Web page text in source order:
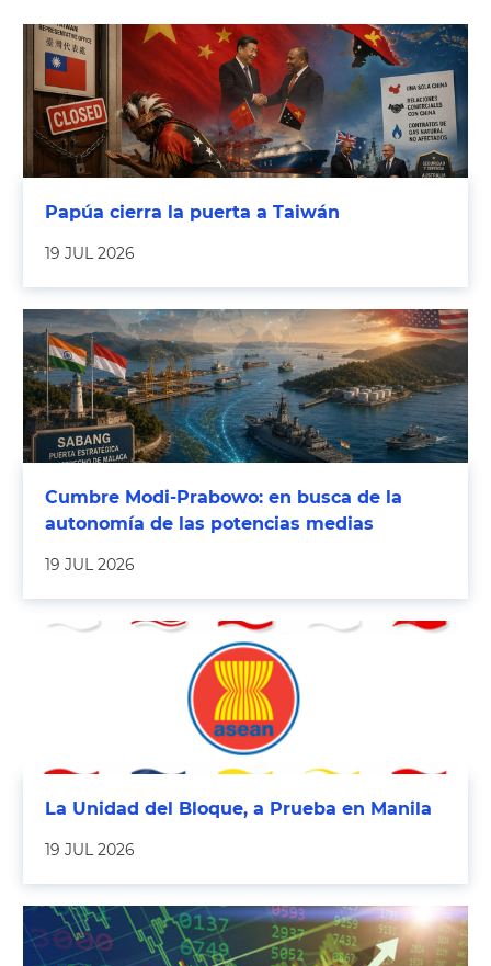
Papúa cierra la puerta a Taiwán
19 JUL 2026
Cumbre Modi-Prabowo: en busca de la
autonomía de las potencias medias
19 JUL 2026
La Unidad del Bloque, a Prueba en Manila
19 JUL 2026